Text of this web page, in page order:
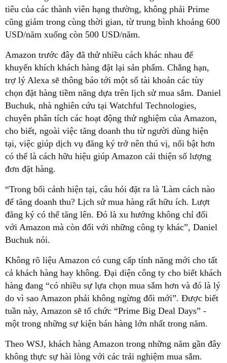
tiêu của các thành viên hạng thường, không phải Prime
cũng giảm trong cùng thời gian, từ trung bình khoảng 600
USD/năm xuống còn 500 USD/năm.
Amazon trước đây đã thử nhiều cách khác nhau để
khuyến khích khách hàng đặt lại sản phẩm. Chẳng hạn,
trợ lý Alexa sẽ thông báo tới một số tài khoản các tùy
chọn đặt hàng tiềm năng dựa trên lịch sử mua sắm. Daniel
Buchuk, nhà nghiên cứu tại Watchful Technologies,
chuyên phân tích các hoạt động thử nghiệm của Amazon,
cho biết, ngoài việc tăng doanh thu từ người dùng hiện
tại, việc giúp dịch vụ đăng ký trở nên thú vị, nổi bật hơn
có thể là cách hữu hiệu giúp Amazon cải thiện số lượng
đơn đặt hàng.
“Trong bối cảnh hiện tại, câu hỏi đặt ra là 'Làm cách nào
để tăng doanh thu? Lịch sử mua hàng rất hữu ích. Lượt
đăng ký có thể tăng lên. Đó là xu hướng không chỉ đối
với Amazon mà còn đối với những công ty khác”, Daniel
Buchuk nói.
Không rõ liệu Amazon có cung cấp tính năng mới cho tất
cả khách hàng hay không. Đại diện công ty cho biết khách
hàng đang “có nhiều sự lựa chọn mua sắm hơn và đó là lý
do vì sao Amazon phải không ngừng đổi mới”. Được biết
tuần này, Amazon sẽ tổ chức “Prime Big Deal Days” -
một trong những sự kiện bán hàng lớn nhất trong năm.
Theo WSJ, khách hàng Amazon trong những năm gần đây
không thực sự hài lòng với các trải nghiệm mua sắm.